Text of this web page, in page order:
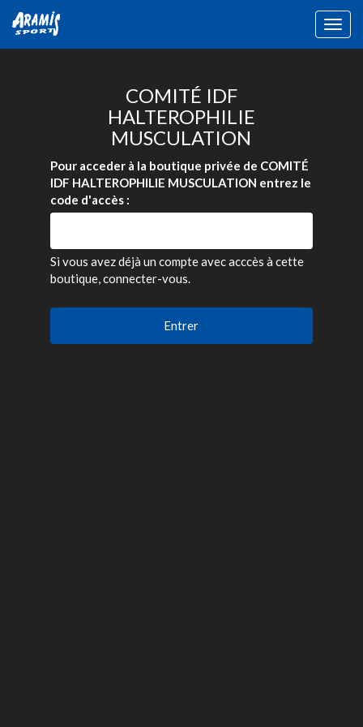
COMITÉ IDF
HALTEROPHILIE
MUSCULATION
Pour acceder à la boutique privée de COMITÉ
IDF HALTEROPHILIE MUSCULATION entrez le
code d'accès :
Si vous avez déjà un compte avec acccès à cette
boutique, connecter-vous.